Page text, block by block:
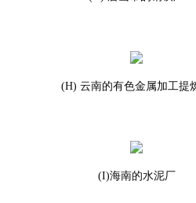
(H) 云南的有色金属加工提
(I)海南的水泥厂